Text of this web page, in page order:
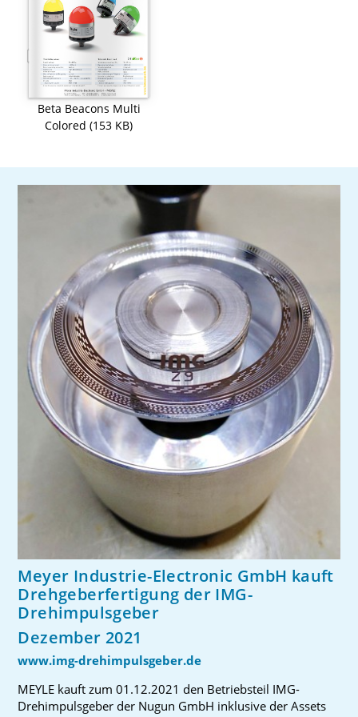
Beta Beacons Multi
Colored (153 KB)
Meyer Industrie-Electronic GmbH kauft
Drehgeberfertigung der IMG-
Drehimpulsgeber
Dezember 2021
www.img-drehimpulsgeber.de
MEYLE kauft zum 01.12.2021 den Betriebsteil IMG-
Drehimpulsgeber der Nugun GmbH inklusive der Assets